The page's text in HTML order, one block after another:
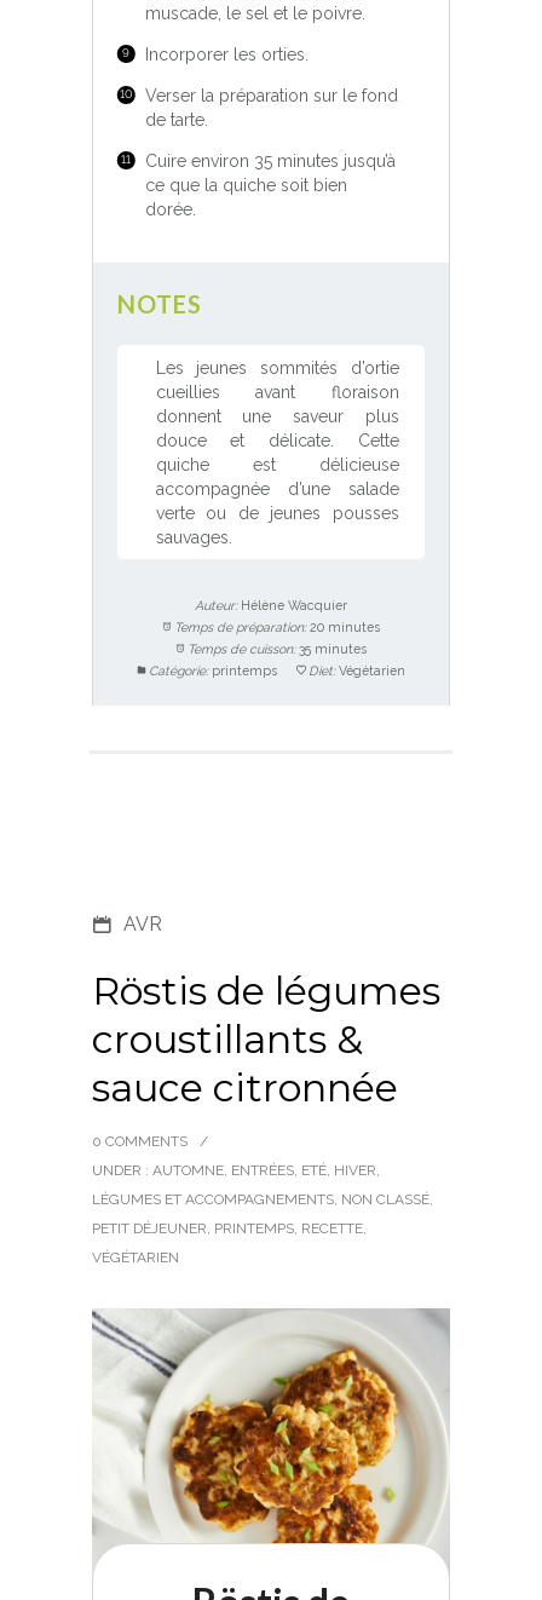
muscade, le sel et le poivre.
Incorporer les orties.
Verser la préparation sur le fond
de tarte.
Cuire environ 35 minutes jusqu’à
ce que la quiche soit bien
dorée.
NOTES
Les jeunes sommités d’ortie
cueillies avant floraison
donnent une saveur plus
douce et délicate. Cette
quiche est délicieuse
accompagnée d’une salade
verte ou de jeunes pousses
sauvages.
Auteur: Hélène Wacquier
Temps de préparation: 20 minutes
Temps de cuisson: 35 minutes
Catégorie: printemps Diet: Végétarien
AVR
Röstis de légumes
croustillants &
sauce citronnée
0 COMMENTS
/
UNDER : AUTOMNE, ENTRÉES, ETÉ, HIVER,
LÉGUMES ET ACCOMPAGNEMENTS, NON CLASSÉ,
PETIT DÉJEUNER, PRINTEMPS, RECETTE,
VÉGÉTARIEN